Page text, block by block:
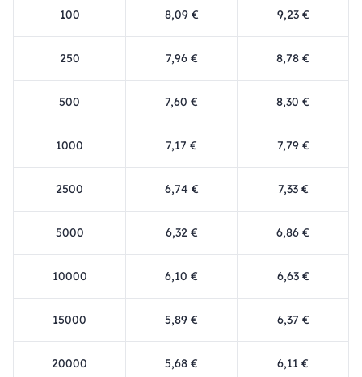
100 8,09 € 9,23 €
250 7,96 € 8,78 €
500 7,60 € 8,30 €
1000 7,17 € 7,79 €
2500 6,74 € 7,33 €
5000 6,32 € 6,86 €
10000 6,10 € 6,63 €
15000 5,89 € 6,37 €
20000 5,68 € 6,11 €